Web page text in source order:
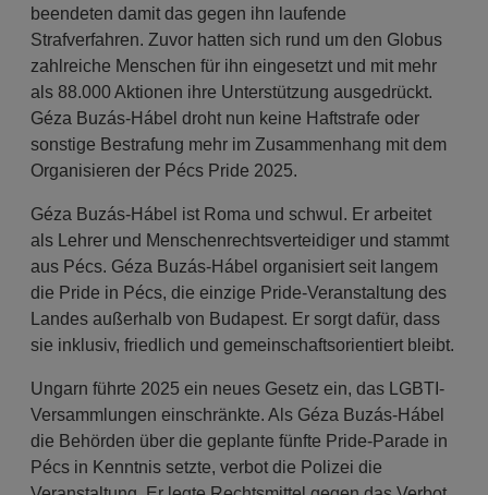
beendeten damit das gegen ihn laufende
Strafverfahren. Zuvor hatten sich rund um den Globus
zahlreiche Menschen für ihn eingesetzt und mit mehr
als 88.000 Aktionen ihre Unterstützung ausgedrückt.
Géza Buzás-Hábel droht nun keine Haftstrafe oder
sonstige Bestrafung mehr im Zusammenhang mit dem
Organisieren der Pécs Pride 2025.
Géza Buzás-Hábel ist Roma und schwul. Er arbeitet
als Lehrer und Menschenrechtsverteidiger und stammt
aus Pécs. Géza Buzás-Hábel organisiert seit langem
die Pride in Pécs, die einzige Pride-Veranstaltung des
Landes außerhalb von Budapest. Er sorgt dafür, dass
sie inklusiv, friedlich und gemeinschaftsorientiert bleibt.
Ungarn führte 2025 ein neues Gesetz ein, das LGBTI-
Versammlungen einschränkte. Als Géza Buzás-Hábel
die Behörden über die geplante fünfte Pride-Parade in
Pécs in Kenntnis setzte, verbot die Polizei die